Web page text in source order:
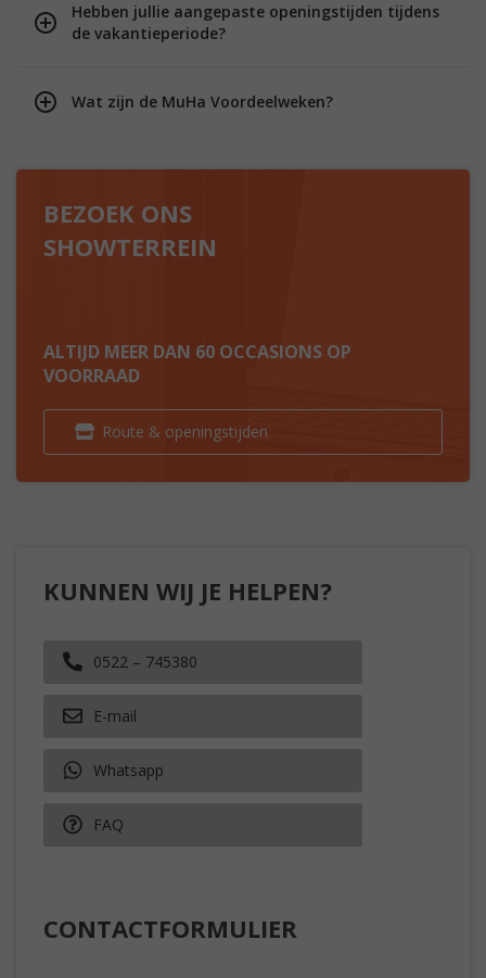
Hebben jullie aangepaste openingstijden tijdens
de vakantieperiode?
Wat zijn de MuHa Voordeelweken?
BEZOEK ONS
SHOWTERREIN
ALTIJD MEER DAN 60 OCCASIONS OP
VOORRAAD
Route & openingstijden
KUNNEN WIJ JE HELPEN?
0522 – 745380
E-mail
Whatsapp
FAQ
CONTACTFORMULIER